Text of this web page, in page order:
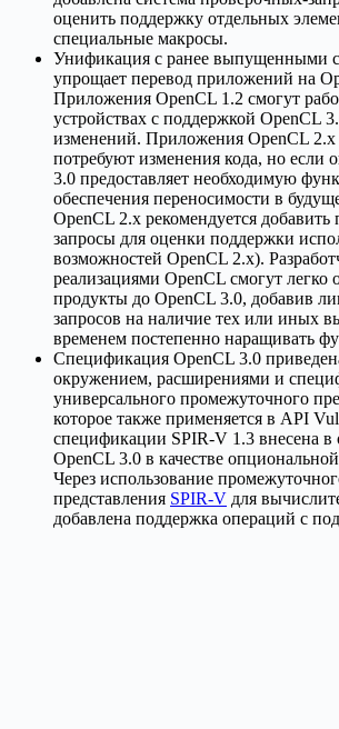
оценить поддержку отдельных
специальные макросы.
Унификация с ранее выпущенными
упрощает перевод приложений на
Приложения OpenCL 1.2 смогут
устройствах с поддержкой OpenCL
изменений. Приложения OpenCL 2.x
потребуют изменения кода, но если
3.0 предоставляет необходимую
обеспечения переносимости в
OpenCL 2.x рекомендуется добавить
запросы для оценки поддержки
возможностей OpenCL 2.x).
реализациями OpenCL смогут легко
продукты до OpenCL 3.0, добавив
запросов на наличие тех или иных
временем постепенно наращивать
Спецификация OpenCL 3.0
окружением, расширениями и
универсального промежуточного
которое также применяется в API
спецификации SPIR-V 1.3 внесена в
OpenCL 3.0 в качестве
Через использование
представления SPIR-V для
добавлена поддержка операций с